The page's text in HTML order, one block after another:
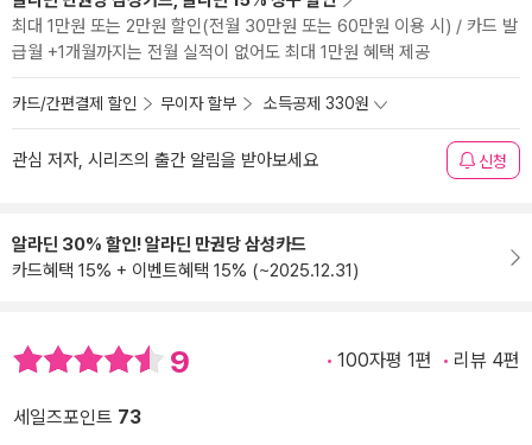
최대 1만원 또는 2만원 할인(전월 30만원 또는 60만원 이용 시) / 카드 발
급월 +1개월까지는 전월 실적이 없어도 최대 1만원 혜택 제공
카드/간편결제 할인 무이자 할부 소득공제 330원
관심 저자, 시리즈의 출간 알림을 받아보세요 신청
알라딘 30% 할인! 알라딘 만권당 삼성카드
카드혜택 15% + 이벤트혜택 15% (~2025.12.31)
9 100자평 1편 리뷰 4편
세일즈포인트 73